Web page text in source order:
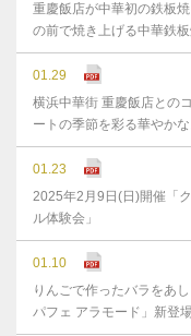
重慶飯店が中華初の鉄板
の前で焼き上げる中華鉄
01.29
横浜中華街 重慶飯店との
ートの季節を彩る華やか
01.23
2025年2月9日(日)開催「
ル体験会」
01.10
りんごで作ったバラをあ
パフェ アラモード」新登